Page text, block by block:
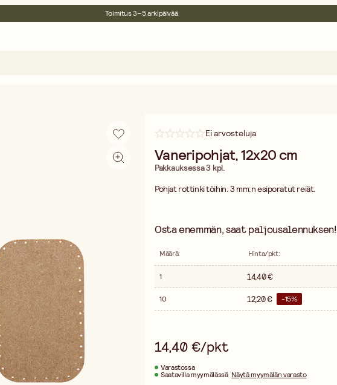
Toimitus 3–5 arkipäivää
Ei arvosteluja
Vaneripohjat, 12x20 cm
Pakkauksessa 3 kpl.
Pohjat rottinki töihin. 3 mm:n esiporatut reiät.
Osta enemmän, saat paljousalennuksen!
Määrä: Hinta/pkt:
1 14,40 €
10 12,20 € -15%
14,40 €/pkt
Varastossa
Saatavilla myymälässä Näytä myymälän varasto